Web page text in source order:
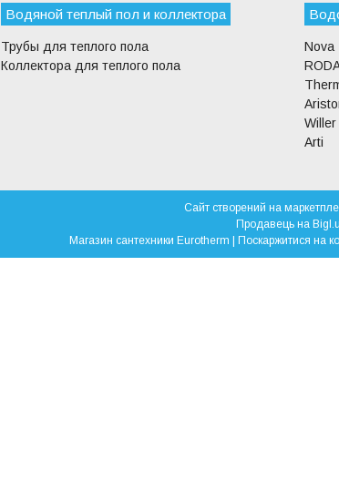
Водяной теплый пол и коллектора
Трубы для теплого пола
Коллектора для теплого пола
Nova
Willer
Arti
Сайт створений на
Продавець на
Магазин сантехники Eurotherm | Поскаржитися на